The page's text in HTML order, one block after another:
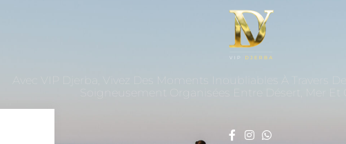
Avec VIP Djerba, Vivez Des Moments Inoubliables À Travers